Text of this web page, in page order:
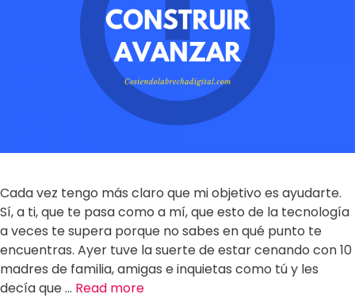
Cada vez tengo más claro que mi objetivo es ayudarte.
Sí, a ti, que te pasa como a mí, que esto de la tecnología
a veces te supera porque no sabes en qué punto te
encuentras. Ayer tuve la suerte de estar cenando con 10
madres de familia, amigas e inquietas como tú y les
decía que … Read more